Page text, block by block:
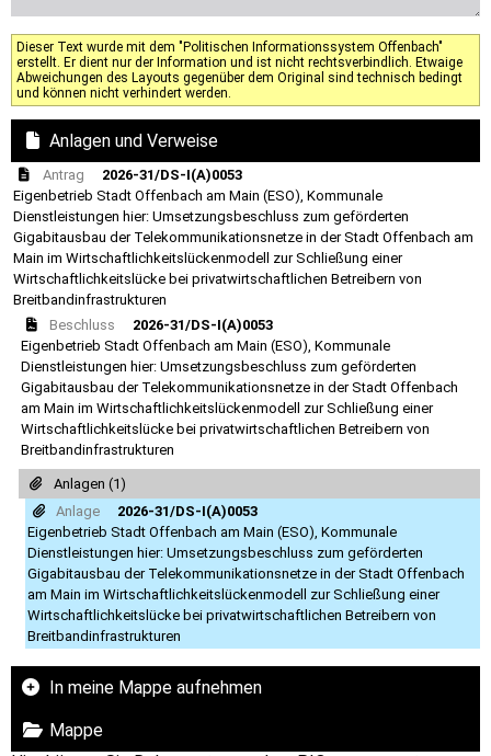
Dieser Text wurde mit dem "Politischen Informationssystem Offenbach"
erstellt. Er dient nur der Information und ist nicht rechtsverbindlich. Etwaige
Abweichungen des Layouts gegenüber dem Original sind technisch bedingt
und können nicht verhindert werden.
Anlagen und Verweise
Antrag
2026-31/DS-I(A)0053
Eigenbetrieb Stadt Offenbach am Main (ESO), Kommunale
Dienstleistungen hier: Umsetzungsbeschluss zum geförderten
Gigabitausbau der Telekommunikationsnetze in der Stadt Offenbach am
Main im Wirtschaftlichkeitslückenmodell zur Schließung einer
Wirtschaftlichkeitslücke bei privatwirtschaftlichen Betreibern von
Breitbandinfrastrukturen
Beschluss
2026-31/DS-I(A)0053
Eigenbetrieb Stadt Offenbach am Main (ESO), Kommunale
Dienstleistungen hier: Umsetzungsbeschluss zum geförderten
Gigabitausbau der Telekommunikationsnetze in der Stadt Offenbach
am Main im Wirtschaftlichkeitslückenmodell zur Schließung einer
Wirtschaftlichkeitslücke bei privatwirtschaftlichen Betreibern von
Breitbandinfrastrukturen
Anlagen (1)
Anlage
2026-31/DS-I(A)0053
Eigenbetrieb Stadt Offenbach am Main (ESO), Kommunale
Dienstleistungen hier: Umsetzungsbeschluss zum geförderten
Gigabitausbau der Telekommunikationsnetze in der Stadt Offenbach
am Main im Wirtschaftlichkeitslückenmodell zur Schließung einer
Wirtschaftlichkeitslücke bei privatwirtschaftlichen Betreibern von
Breitbandinfrastrukturen
In meine Mappe aufnehmen
Mappe